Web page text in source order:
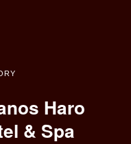
Haro
& Spa